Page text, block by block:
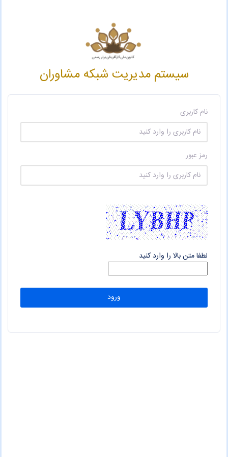
سیستم مدیریت شبکه مشاوران
نام کاربری
رمز عبور
لطفا متن بالا را وارد کنید
ورود